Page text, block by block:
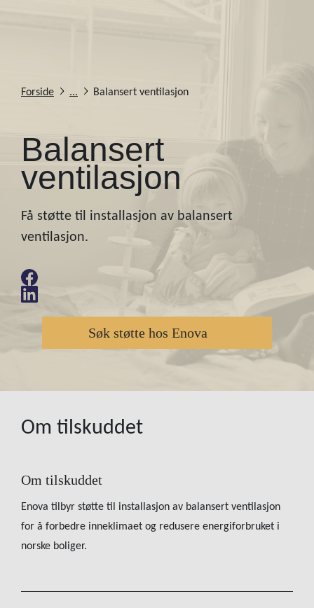
Forside ... Balansert ventilasjon
Balansert
ventilasjon
Få støtte til installasjon av balansert
ventilasjon.
Søk støtte hos Enova
Om tilskuddet
Om tilskuddet
Enova tilbyr støtte til installasjon av balansert ventilasjon
for å forbedre inneklimaet og redusere energiforbruket i
norske boliger.